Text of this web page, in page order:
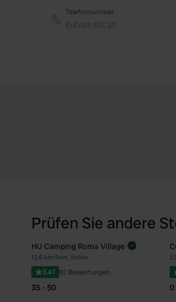
Telefonnummer
Prüfen Sie andere
Favorit
Jetzt buchen
HU Camping Roma Village
12,6 km•Rom, Italien
3.47 62 Bewertungen
35 - 50